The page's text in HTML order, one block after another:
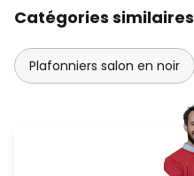
Catégories similaires
Plafonniers salon en noir